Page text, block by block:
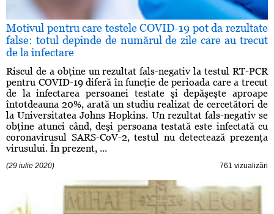
Motivul pentru care testele COVID-19 pot da rezultate
false: totul depinde de numărul de zile care au trecut
de la infectare
Riscul de a obţine un rezultat fals-negativ la testul RT-PCR
pentru COVID-19 diferă în funcţie de perioada care a trecut
de la infectarea persoanei testate şi depăşeşte aproape
întotdeauna 20%, arată un studiu realizat de cercetători de
la Universitatea Johns Hopkins. Un rezultat fals-negativ se
obţine atunci când, deşi persoana testată este infectată cu
coronavirusul SARS-CoV-2, testul nu detectează prezenţa
virusului. În prezent, ...
(29 iulie 2020) 761 vizualizări